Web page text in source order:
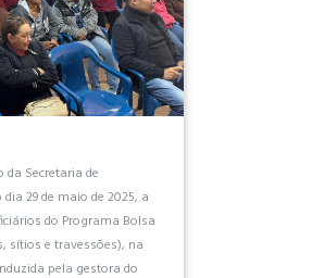
Secretaria de
29 de maio de 2025, a
do Programa Bolsa
sítios e travessões), na
pela gestora do